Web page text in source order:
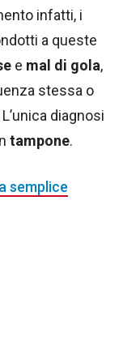
infatti, i
a queste
e mal di gola,
stessa o
diagnosi
tampone.
semplice